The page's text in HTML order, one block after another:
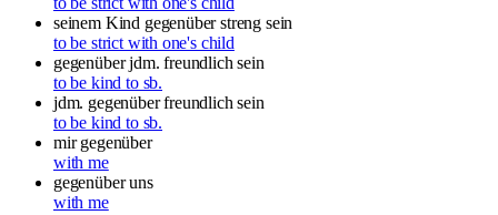
seinem Kind gegenüber streng sein
to be strict with one's child
gegenüber jdm. freundlich sein
to be kind to sb.
jdm. gegenüber freundlich sein
to be kind to sb.
mir gegenüber
with me
gegenüber uns
with me